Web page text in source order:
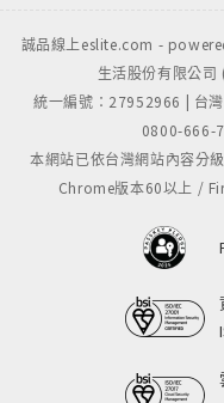
誠品線上eslite.com -
生活股份有限公
統一編號：27952966 | 台
0800-666-
本網站已依台灣網站內容分
Chrome版本60以上 /